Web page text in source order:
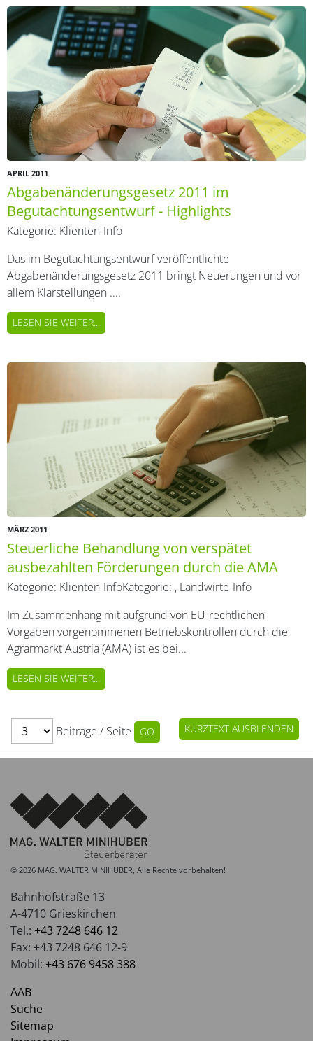
APRIL 2011
Abgabenänderungsgesetz 2011 im
Begutachtungsentwurf - Highlights
Kategorie: Klienten-Info
Das im Begutachtungsentwurf veröffentlichte
Abgabenänderungsgesetz 2011 bringt Neuerungen und vor
allem Klarstellungen ....
LESEN SIE WEITER...
MÄRZ 2011
Steuerliche Behandlung von verspätet
ausbezahlten Förderungen durch die AMA
Kategorie: Klienten-InfoKategorie: , Landwirte-Info
Im Zusammenhang mit aufgrund von EU-rechtlichen
Vorgaben vorgenommenen Betriebskontrollen durch die
Agrarmarkt Austria (AMA) ist es bei...
LESEN SIE WEITER...
Beiträge / Seite KURZTEXT AUSBLENDEN
© 2026 MAG. WALTER MINIHUBER, Alle Rechte vorbehalten!
Bahnhofstraße 13
A-4710 Grieskirchen
Tel.: +43 7248 646 12
Fax: +43 7248 646 12-9
Mobil: +43 676 9458 388
AAB
Suche
Sitemap